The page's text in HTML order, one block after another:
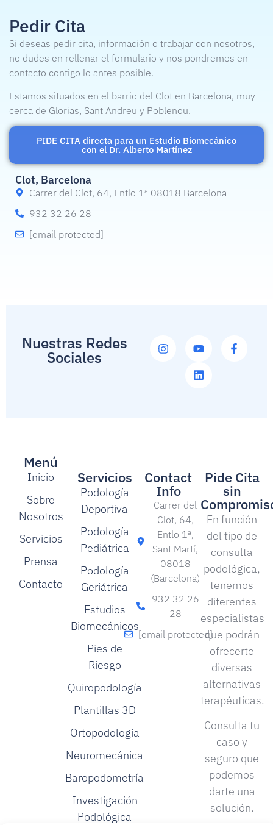
Pedir Cita
Si deseas pedir cita, información o trabajar con nosotros,
no dudes en rellenar el formulario y nos pondremos en
contacto contigo lo antes posible.
Estamos situados en el barrio del Clot en Barcelona, muy
cerca de Glorias, Sant Andreu y Poblenou.
PIDE CITA directa para un Estudio Biomecánico
con el Dr. Alberto Martínez
Clot, Barcelona
Carrer del Clot, 64, Entlo 1ª 08018 Barcelona
932 32 26 28
[email protected]
Nuestras Redes
Sociales
Menú
Inicio
Sobre
Nosotros
Servicios
Prensa
Contacto
Servicios
Podología
Deportiva
Podología
Pediátrica
Podología
Geriátrica
Estudios
Biomecánicos
Pies de
Riesgo
Quiropodología
Plantillas 3D
Ortopodología
Neuromecánica
Baropodometría
Investigación
Podológica
Contact
Info
Carrer del
Clot, 64,
Entlo 1ª,
Sant Martí,
08018
(Barcelona)
932 32 26
28
[email protected]
Pide Cita
sin
En función
del tipo de
consulta
podológica,
tenemos
diferentes
especialistas
que podrán
ofrecerte
diversas
alternativas
terapéuticas.
Consulta tu
caso y
seguro que
podemos
darte una
solución.